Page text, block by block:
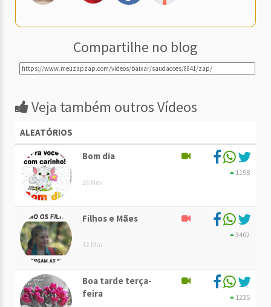
Compartilhe no blog
Veja também outros Vídeos
ALEATÓRIOS
Bom dia
26 Nov
1198
Filhos e Mães
12 Mai
3402
Boa tarde terça-
feira
1235